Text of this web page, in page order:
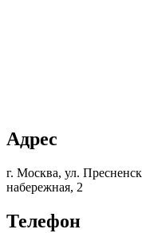
Адрес
г. Москва, ул.
набережная, 2
Телефон